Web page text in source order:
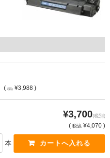
( 税込 ¥3,988 )
¥3,700(税別)
( 税込 ¥4,070 )
本